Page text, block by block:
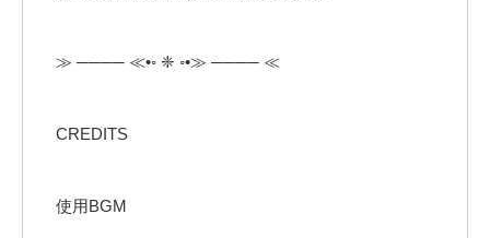
≫ ──── ≪•◦ ❈ ◦•≫ ──── ≪
CREDITS
使用BGM